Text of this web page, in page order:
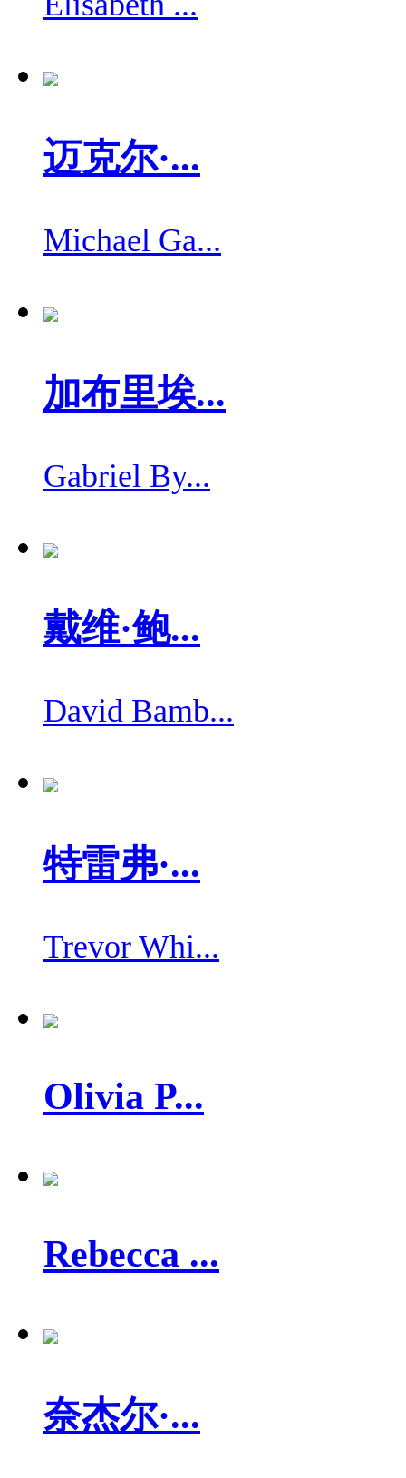
迈克尔·...
Michael Ga...
加布里埃...
Gabriel By...
戴维·鲍...
David Bamb...
特雷弗·...
Trevor Whi...
Olivia P...
Rebecca ...
奈杰尔·...